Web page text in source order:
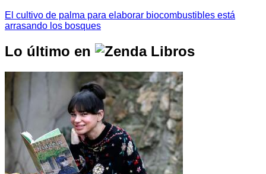
El cultivo de palma para elaborar biocombustibles está
arrasando los bosques
Lo último en